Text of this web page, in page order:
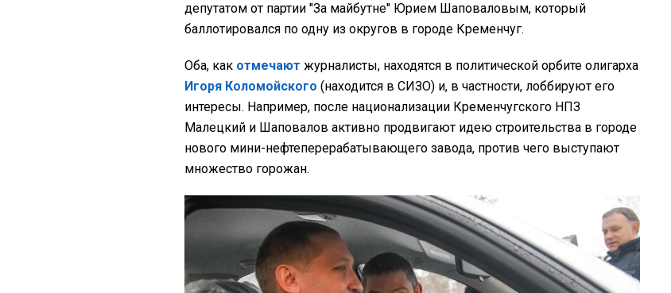
депутатом от партии "За майбутне" Юрием Шаповаловым, который
баллотировался по одну из округов в городе Кременчуг.
Оба, как отмечают журналисты, находятся в политической орбите олигарха
Игоря Коломойского (находится в СИЗО) и, в частности, лоббируют его
интересы. Например, после национализации Кременчугского НПЗ
Малецкий и Шаповалов активно продвигают идею строительства в городе
нового мини-нефтеперерабатывающего завода, против чего выступают
множество горожан.